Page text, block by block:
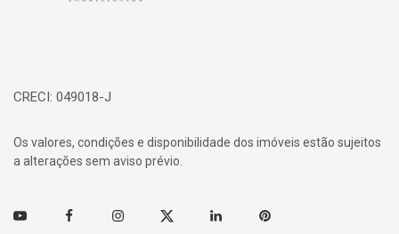
CRECI: 049018-J
Os valores, condições e disponibilidade dos imóveis estão sujeitos
a alterações sem aviso prévio.
Youtube FacebookInstagramTwitter Linkedin Pinterest